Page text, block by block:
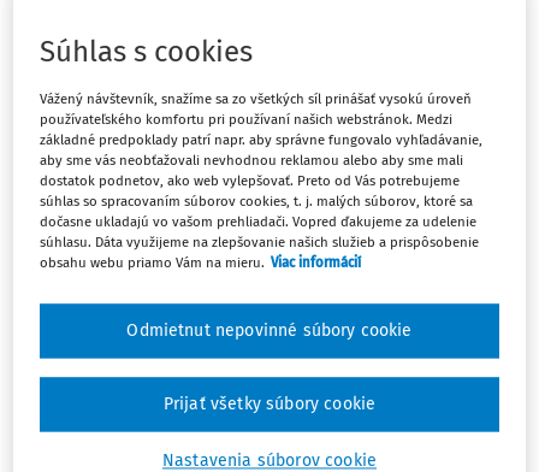
prof. JUDr. Oľga Ovečková DrSc.
Články
Ústavnoprávne požiadavky prípustnosti obmedzenia
práva na informácie držané štátom
Mgr. Lukáš Lapšanský PhD.
O podobách verejnej správy
Intersexuálne športovkyne ako hnacia sila
transnacionálnej ochrany ľudských práv
prof. JUDr. Ján Svák DrSc.
Súhlas s cookies
Vážený návštevník, snažíme sa zo všetkých síl prinášať vysokú úroveň
používateľského komfortu pri používaní našich webstránok. Medzi
základné predpoklady patrí napr. aby správne fungovalo vyhľadávanie,
aby sme vás neobťažovali nevhodnou reklamou alebo aby sme mali
dostatok podnetov, ako web vylepšovať. Preto od Vás potrebujeme
súhlas so spracovaním súborov cookies, t. j. malých súborov, ktoré sa
dočasne ukladajú vo vašom prehliadači. Vopred ďakujeme za udelenie
súhlasu. Dáta využijeme na zlepšovanie našich služieb a prispôsobenie
obsahu webu priamo Vám na mieru. Viac informácií
Nastavenia súborov cookie
Odmietnut nepovinné súbory cookie
Prijať všetky súbory cookie